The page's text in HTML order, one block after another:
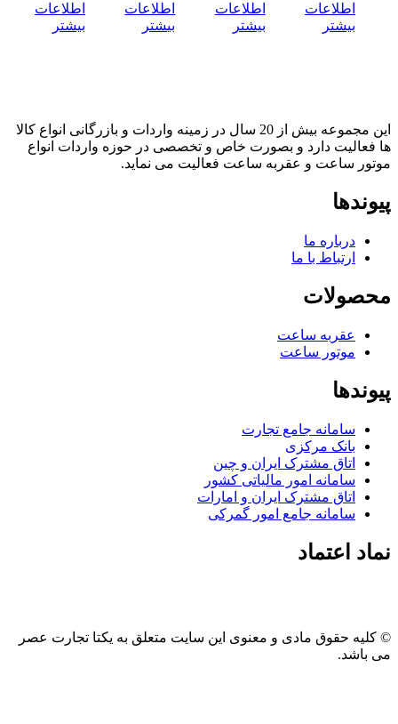
اطلاعات
بیشتر
اطلاعات
بیشتر
اطلاعات
بیشتر
اطلاعات
بیشتر
این مجموعه بیش از 20 سال در زمینه واردات و بازرگانی انواع کالا
ها فعالیت دارد و بصورت خاص و تخصصی در حوزه واردات انواع
موتور ساعت و عقربه ساعت فعالیت می نماید.
پیوندها
درباره ما
ارتباط با ما
محصولات
عقربه ساعت
موتور ساعت
پیوندها
سامانه جامع تجارت
بانک مرکزی
اتاق مشترک ایران و چین
سامانه امور مالیاتی کشور
اتاق مشترک ایران و امارات
سامانه جامع امور گمرکی
نماد اعتماد
© کلیه حقوق مادی و معنوی این سایت متعلق به یکتا تجارت عصر
می باشد.